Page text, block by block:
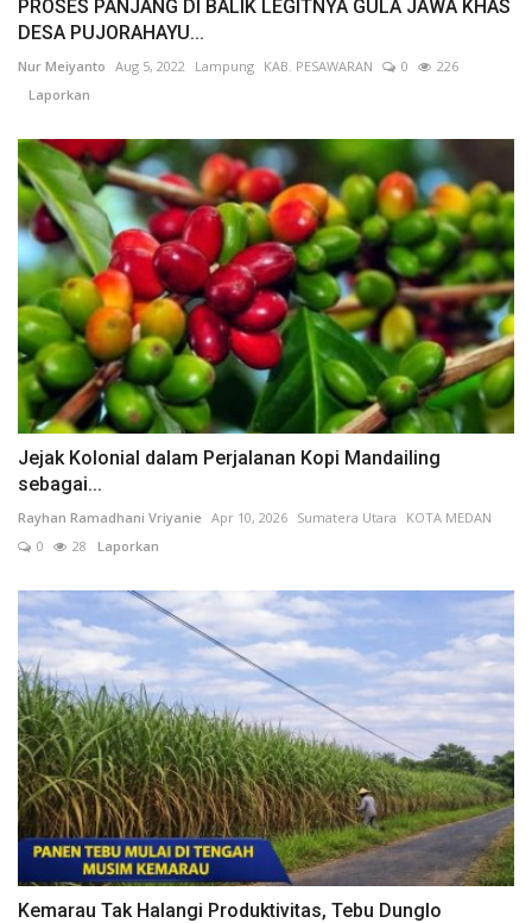
PROSES PANJANG DI BALIK LEGITNYA GULA JAWA KHAS
DESA PUJORAHAYU...
Nur Meiyanto Aug 5, 2022 Lampung KAB. PESAWARAN 0
226
Laporkan
Jejak Kolonial dalam Perjalanan Kopi Mandailing
sebagai...
Rayhan Ramadhani Vriyanie Apr 10, 2026 Sumatera Utara
KOTA MEDAN
0
28 Laporkan
Kemarau Tak Halangi Produktivitas, Tebu Dunglo